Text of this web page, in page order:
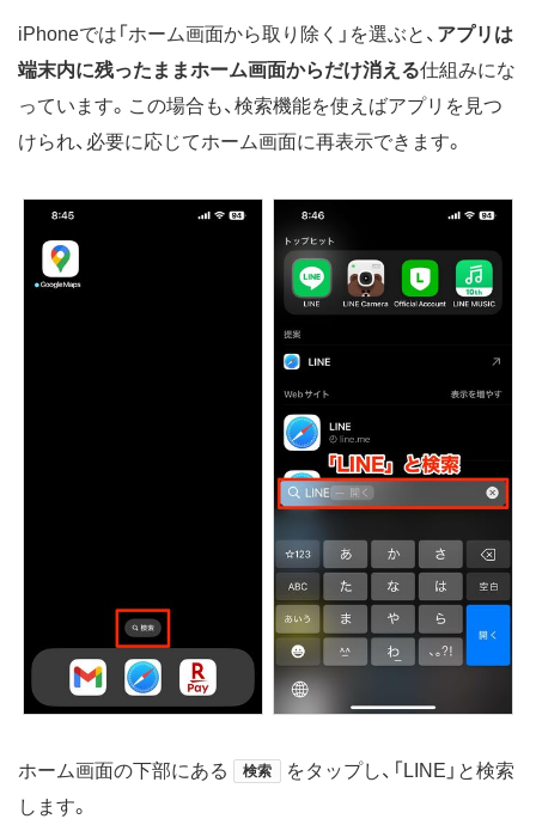
iPhoneでは「ホーム画面から取り除く」を選ぶと、 アプリは
端末内に残ったままホーム画面からだけ消える仕組みにな
っています。この場合も、検索機能を使えばアプリを見つ
けられ、必要に応じてホーム画面に再表示できます。
ホーム画面の下部にある 検索
をタップし、「LINE」と検索
します。